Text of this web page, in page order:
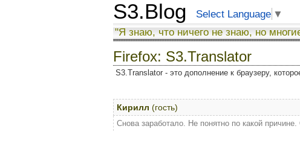
S3.Blog Select Language ▼
"Я знаю, что ничего не знаю, но
Firefox: S3.Translator
S3.Translator - это дополнение к браузеру,
Кирилл (гость)
Снова заработало. Не понятно по какой